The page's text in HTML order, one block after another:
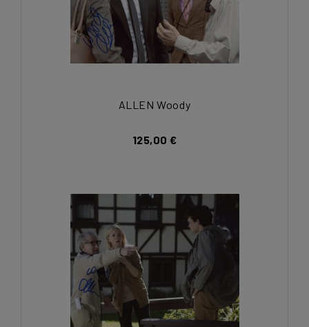
ALLEN Woody
125,00 €